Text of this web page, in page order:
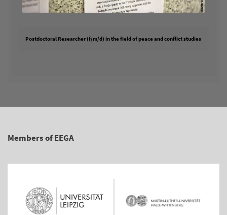
Postdoctoral Researcher (f/m/d) in the field of peace and conflict studies
Members of EEGA